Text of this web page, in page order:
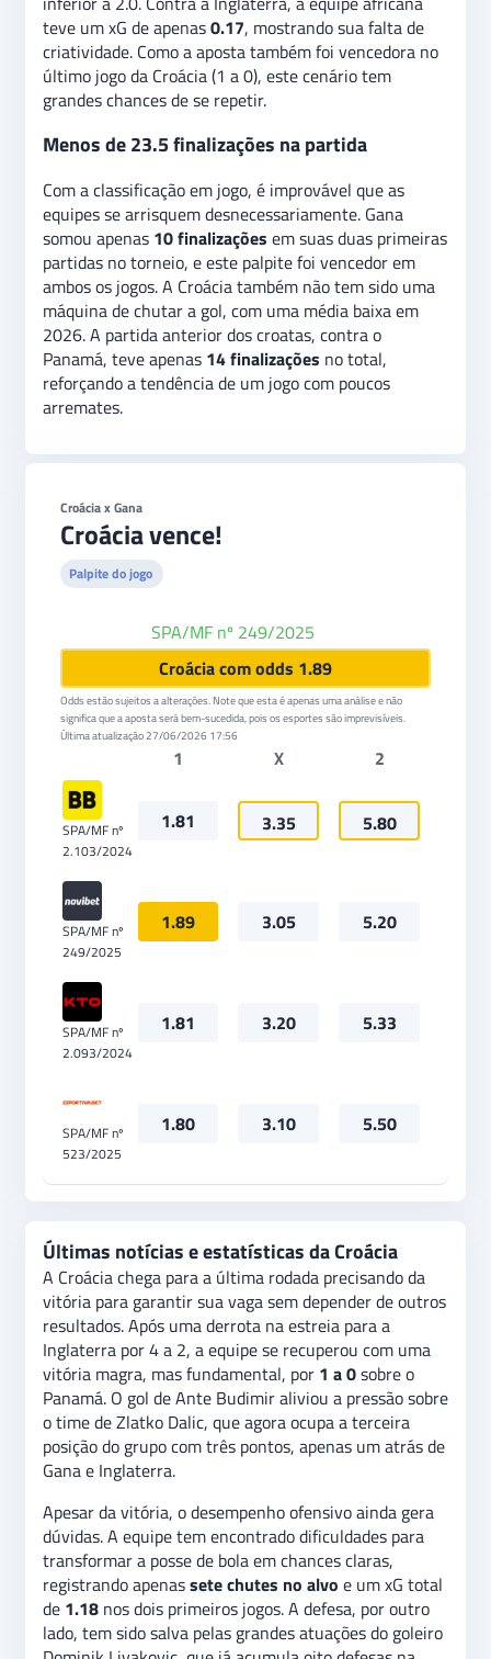
teve um xG de apenas0.17, mostrando sua falta de
criatividade. Como a aposta também foi vencedora no
último jogo da Croácia (1 a 0), este cenário tem
grandes chances de se repetir.
Menos de 23.5 finalizações na partida
Com a classificação em jogo, é improvável que as
equipes se arrisquem desnecessariamente. Gana
somou apenas 10 finalizações em suas duas primeiras
partidas no torneio, e este palpite foi vencedor em
ambos os jogos. A Croácia também não tem sido uma
máquina de chutar a gol, com uma média baixa em
2026. A partida anterior dos croatas, contra o
Panamá, teve apenas 14 finalizações no total,
reforçando a tendência de um jogo com poucos
arremates.
Croácia x Gana
Croácia vence!
Palpite do jogo
SPA/MF nº 249/2025
Croácia com odds 1.89
Odds estão sujeitos a alterações. Note que esta é apenas uma análise e não
significa que a aposta será bem-sucedida, pois os esportes são imprevisíveis.
Última atualização27/06/2026 17:56
1 X 2
SPA/MF nº
2.103/2024
1.81 3.35 5.80
SPA/MF nº
249/2025
1.89 3.05 5.20
SPA/MF nº
2.093/2024
1.81 3.20 5.33
SPA/MF nº
523/2025
1.80 3.10 5.50
Últimas notícias e estatísticas da Croácia
A Croácia chega para a última rodada precisando da
vitória para garantir sua vaga sem depender de outros
resultados. Após uma derrota na estreia para a
Inglaterra por 4 a 2, a equipe se recuperou com uma
vitória magra, mas fundamental, por 1 a 0sobre o
Panamá. O gol de Ante Budimir aliviou a pressão sobre
o time de Zlatko Dalic, que agora ocupa a terceira
posição do grupo com três pontos, apenas um atrás de
Gana e Inglaterra.
Apesar da vitória, o desempenho ofensivo ainda gera
dúvidas. A equipe tem encontrado dificuldades para
transformar a posse de bola em chances claras,
registrando apenassete chutes no alvo e um xG total
de 1.18 nos dois primeiros jogos. A defesa, por outro
lado, tem sido salva pelas grandes atuações do goleiro